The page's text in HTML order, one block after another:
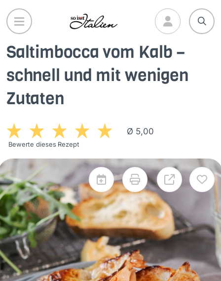
Direkt
zum
Inhalt
Saltimbocca vom Kalb –
schnell und mit wenigen
Zutaten
Ø 5,00
Bewerte dieses Rezept